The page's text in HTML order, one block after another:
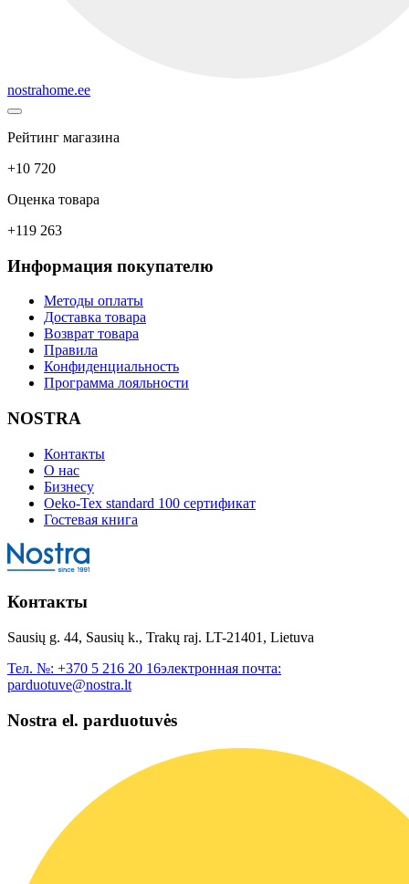
nostrahome.ee
Рейтинг магазина
+10 720
Оценка товара
+119 263
Информация покупателю
Методы оплаты
Доставка товара
Возврат товара
Правила
Конфиденциальность
Программа лояльности
NOSTRA
Контакты
О нас
Бизнесу
Oeko-Tex standard 100 сертификат
Гостевая книга
Контакты
Sausių g. 44, Sausių k., Trakų raj. LT-21401, Lietuva
Тел. №: +370 5 216 20 16электронная почта:
parduotuve@nostra.lt
Nostra el. parduotuvės